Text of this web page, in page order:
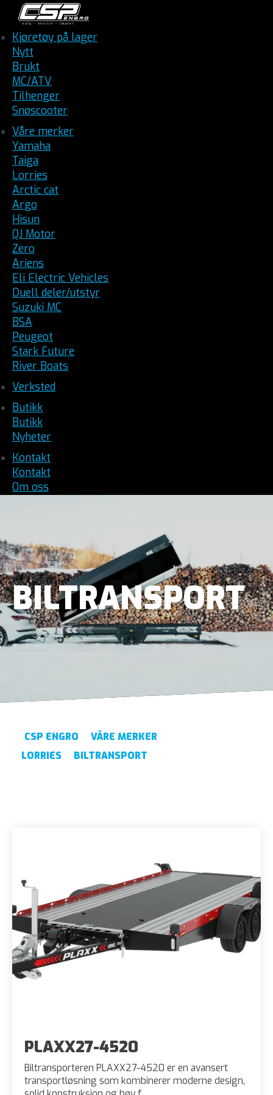
Kjøretøy på lager
Nytt
Brukt
MC/ATV
Tilhenger
Snøscooter
Våre merker
Yamaha
Taiga
Lorries
Arctic cat
Argo
Hisun
QJ Motor
Zero
Ariens
Eli Electric Vehicles
Duell deler/utstyr
Suzuki MC
BSA
Peugeot
Stark Future
River Boats
Verksted
Butikk
Butikk
Nyheter
Kontakt
Kontakt
Om oss
BILTRANSPORT
CSP ENGRO
VÅRE MERKER
LORRIES
BILTRANSPORT
PLAXX27-4520
Biltransporteren PLAXX27-4520 er en avansert
transportløsning som kombinerer moderne design,